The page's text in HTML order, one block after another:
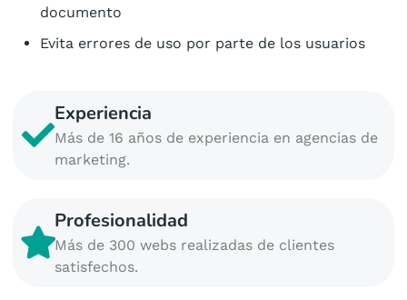
documento
Evita errores de uso por parte de los usuarios
Experiencia
Más de 16 años de experiencia en agencias de
marketing.
Profesionalidad
Más de 300 webs realizadas de clientes
satisfechos.